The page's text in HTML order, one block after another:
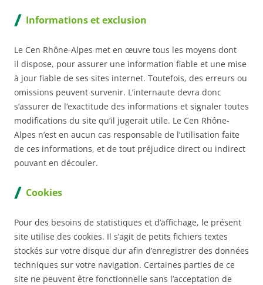
Informations et exclusion
Le Cen Rhône-Alpes met en œuvre tous les moyens dont
il dispose, pour assurer une information fiable et une mise
à jour fiable de ses sites internet. Toutefois, des erreurs ou
omissions peuvent survenir. L’internaute devra donc
s’assurer de l’exactitude des informations et signaler toutes
modifications du site qu’il jugerait utile. Le Cen Rhône-
Alpes n’est en aucun cas responsable de l’utilisation faite
de ces informations, et de tout préjudice direct ou indirect
pouvant en découler.
Cookies
Pour des besoins de statistiques et d’affichage, le présent
site utilise des cookies. Il s’agit de petits fichiers textes
stockés sur votre disque dur afin d’enregistrer des données
techniques sur votre navigation. Certaines parties de ce
site ne peuvent être fonctionnelle sans l’acceptation de